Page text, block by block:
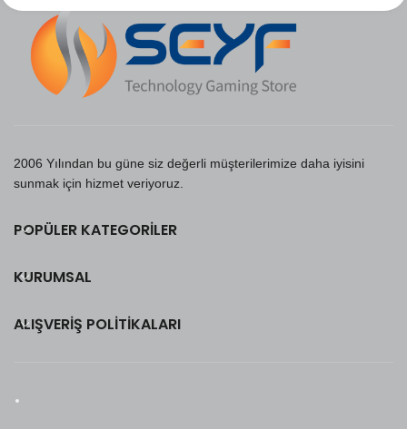
2006 Yılından bu güne siz değerli müşterilerimize daha iyisini
sunmak için hizmet veriyoruz.
POPÜLER KATEGORILER
KURUMSAL
ALIŞVERIŞ POLITIKALARI